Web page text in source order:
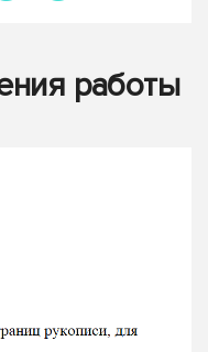
работы